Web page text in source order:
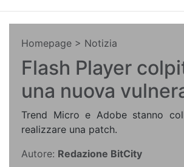
Homepage > Notizia
Flash Player
una nuova
Trend Micro e Adobe stanno
realizzare una patch.
Autore: Redazione BitCity